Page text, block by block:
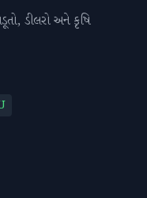
ડીલરો અને કૃષિ